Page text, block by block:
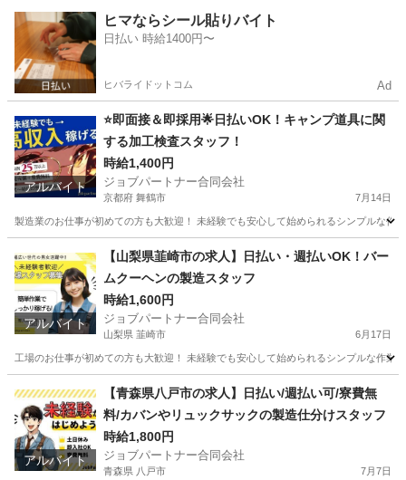
広島 竹原市 工場 スタッフ
ヒマならシール貼りバイト
日払い 時給1400円〜
ヒバライドットコム Ad
アルバイト
⭐即面接＆即採用🌟日払いOK！キャンプ道具に関
する加工検査スタッフ！
時給1,400円
ジョブパートナー合同会社
京都府 舞鶴市 7月14日
製造業のお仕事が初めての方も大歓迎！ 未経験でも安心して始められるシンプルな
工場 スタッフ
アルバイト
【山梨県韮崎市の求人】日払い・週払いOK！バー
ムクーヘンの製造スタッフ
時給1,600円
ジョブパートナー合同会社
山梨県 韮崎市 6月17日
工場のお仕事が初めての方も大歓迎！ 未経験でも安心して始められるシンプルな作
工場 スタッフ
アルバイト
【青森県八戸市の求人】日払い/週払い可/寮費無
料/カバンやリュックサックの製造仕分けスタッフ
時給1,800円
ジョブパートナー合同会社
青森県 八戸市 7月7日